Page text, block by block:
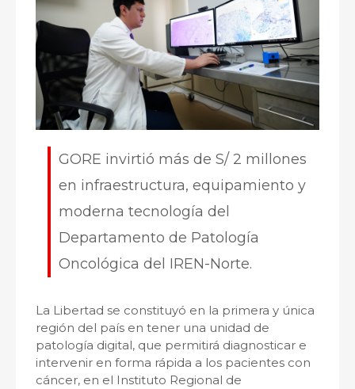
GORE invirtió más de S/ 2 millones
en infraestructura, equipamiento y
moderna tecnología del
Departamento de Patología
Oncológica del IREN-Norte.
La Libertad se constituyó en la primera y única
región del país en tener una unidad de
patología digital, que permitirá diagnosticar e
intervenir en forma rápida a los pacientes con
cáncer, en el Instituto Regional de